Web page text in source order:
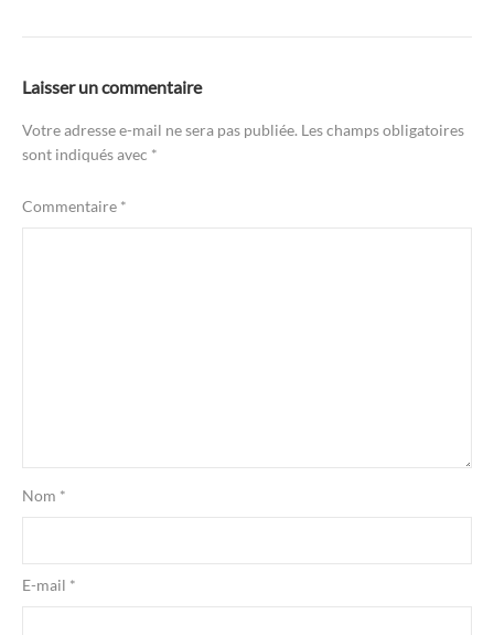
Laisser un commentaire
Votre adresse e-mail ne sera pas publiée. Les champs obligatoires
sont indiqués avec *
Commentaire *
Nom *
E-mail *